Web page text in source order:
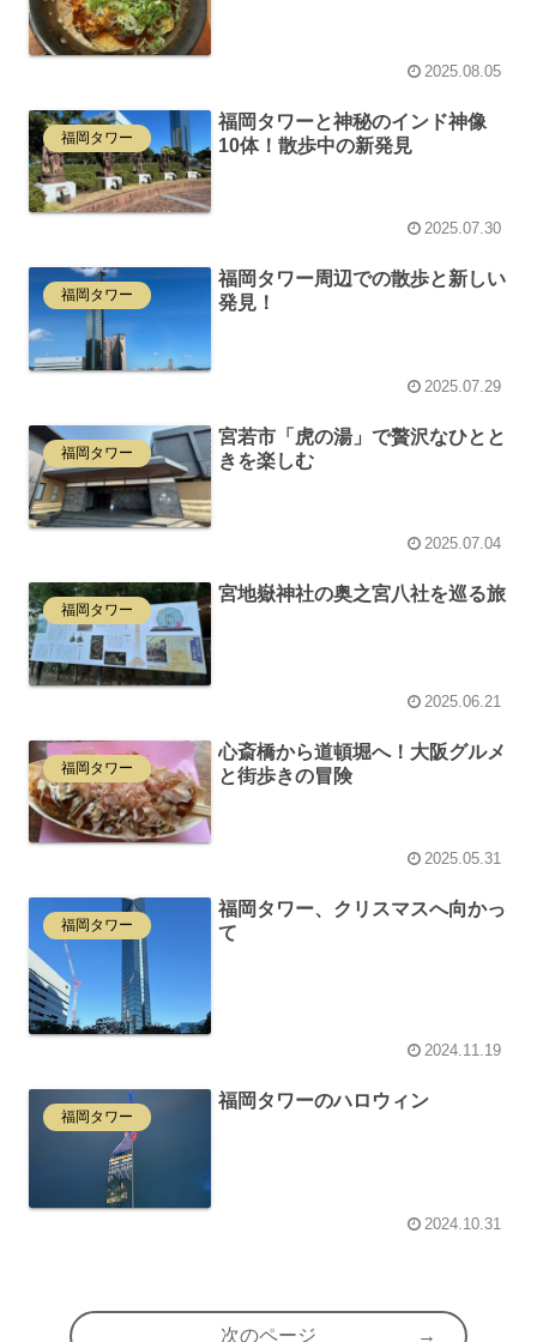
2025.08.05
福岡タワー
福岡タワーと神秘のインド神像
10体！散歩中の新発見
2025.07.30
福岡タワー
福岡タワー周辺での散歩と新しい
発見！
2025.07.29
福岡タワー
宮若市「虎の湯」で贅沢なひとと
きを楽しむ
2025.07.04
福岡タワー
宮地嶽神社の奥之宮八社を巡る旅
2025.06.21
福岡タワー
心斎橋から道頓堀へ！大阪グルメ
と街歩きの冒険
2025.05.31
福岡タワー
福岡タワー、クリスマスへ向かっ
て
2024.11.19
福岡タワー
福岡タワーのハロウィン
2024.10.31
次のページ